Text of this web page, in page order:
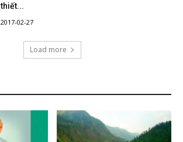
thiết...
2017-02-27
Load more